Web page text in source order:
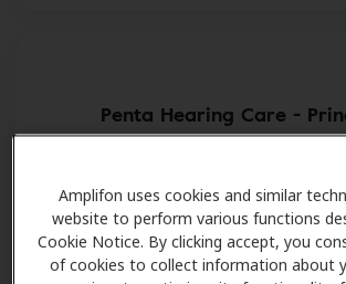
Amplifon uses cookies and similar
website to perform various functions
Cookie Notice. By clicking accept, you
of cookies to collect information about
Penta Hearing Care -
Detalles de la clínica